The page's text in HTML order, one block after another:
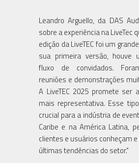
Leandro Arguello, da DAS
sobre a experiência na LiveTec
edição da LiveTEC foi um
sua primeira versão, houve
fluxo de convidados.
reuniões e demonstrações
A LiveTEC 2025 promete ser
mais representativa. Esse
crucial para a indústria de
Caribe e na América Latina,
clientes e usuários conheçam
últimas tendências do setor."